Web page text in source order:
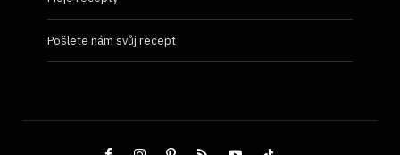
Pošlete nám svůj recept